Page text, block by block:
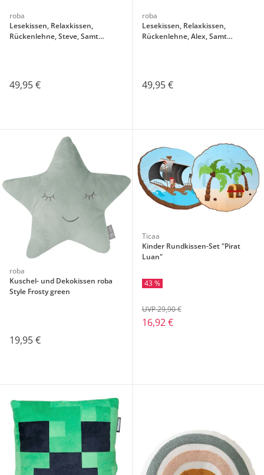
roba
Lesekissen, Relaxkissen,
Rückenlehne, Steve, Samt
49,95 €
roba
Lesekissen, Relaxkissen,
Rückenlehne, Alex, Samt
49,95 €
roba
Kuschel- und Dekokissen roba
Style Frosty green
19,95 €
Ticaa
Kinder Rundkissen-Set "Pirat
Luan"
43 %
16,92 €
UVP 29,90 €